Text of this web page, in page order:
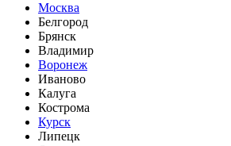
Москва
Белгород
Брянск
Владимир
Воронеж
Иваново
Калуга
Кострома
Курск
Липецк